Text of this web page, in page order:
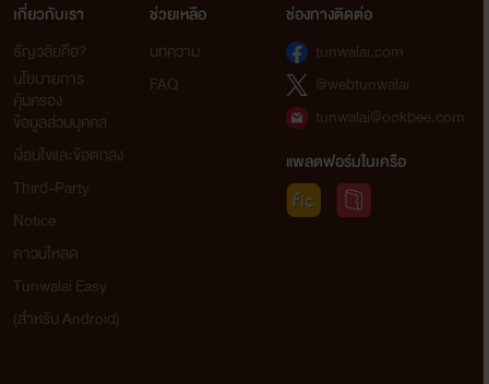
เกี่ยวกับเรา
ธัญวลัยคือ?
นโยบายการ
คุ้มครอง
ข้อมูลส่วนบุคคล
เงื่อนไขและข้อตกลง
Third-Party
Notice
ดาวน์โหลด
Tunwalai Easy
(สำหรับ Android)
ช่วยเหลือ
บทความ
FAQ
ช่องทางติดต่อ
tunwalai.com
@webtunwalai
tunwalai@ookbee.com
แพลตฟอร์มในเครือ